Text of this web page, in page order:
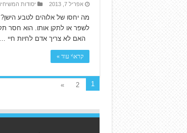
אפריל 7, 2013 יסודות
מה יחסו של אלוהים לטבע
האם לא צריך אדם לחיות חיי …
קרא\י עוד »
1
2
»